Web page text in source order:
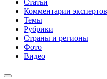
Статьи
Комментарии экспертов
Темы
Рубрики
Страны и регионы
Фото
Видео